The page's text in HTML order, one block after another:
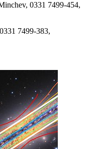
0331 7499-454,
7499-383,